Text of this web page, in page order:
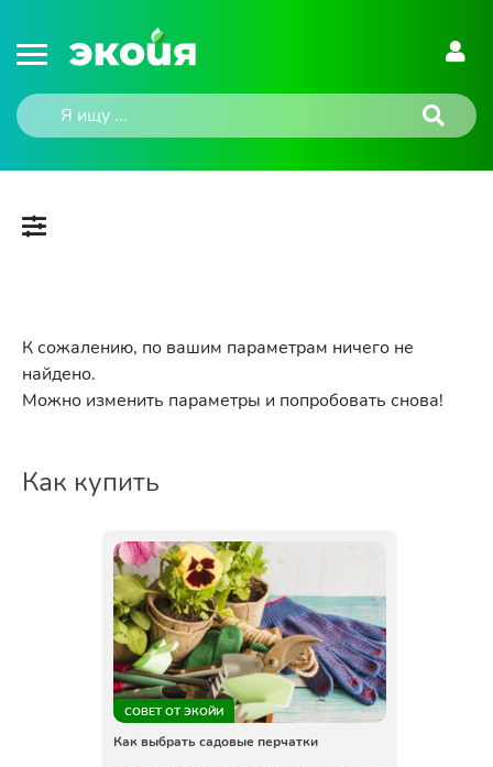
К сожалению, по вашим параметрам ничего не
найдено.
Можно изменить параметры и попробовать снова!
Как купить
СОВЕТ ОТ ЭКОЙИ
Как выбрать садовые перчатки